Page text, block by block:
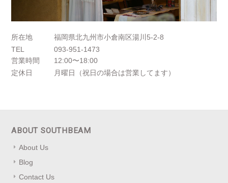
所在地
福岡県北九州市小倉南区湯川5-2-8
TEL
093-951-1473
営業時間
12:00〜18:00
定休日
月曜日（祝日の場合は営業してます）
ABOUT SOUTHBEAM
About Us
Blog
Contact Us